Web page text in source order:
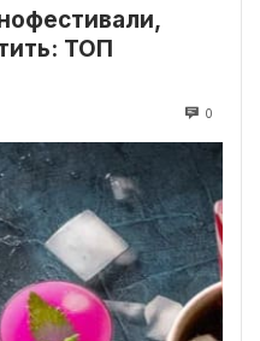
ТОП
0